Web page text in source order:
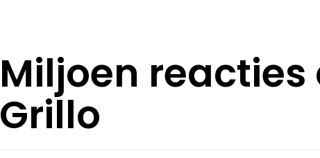
Miljoen
Grillo